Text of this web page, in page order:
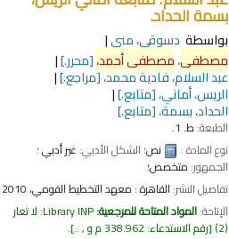
بسمة الحداد.
بواسطة دسوقي، منى
مصطفى،مصطفىأحمد،[محرر.]
عبد السلام، فادية محمد،[مراجع.]
الريس، أماني،[متابع.]
الحداد، بسمة،[متابع.]
الطبعة:ط. 1.
نوع المادة :
نص؛ الشكل الأدبي:غير أدبي؛
الجمهور:متخصص؛
تفاصيل النشر:القاهرة :معهد التخطيط القومي،2010
الإتاحة:المواد المتاحة للمرجعية:Library INP: لا تعار
رقم الاستدعاء:338.962 م و , .. .